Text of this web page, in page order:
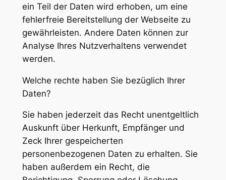
ein Teil der Daten wird erhoben, um eine
fehlerfreie Bereitstellung der Webseite zu
gewährleisten. Andere Daten können zur
Analyse Ihres Nutzverhaltens verwendet
werden.
Welche rechte haben Sie bezüglich Ihrer
Daten?
Sie haben jederzeit das Recht unentgeltlich
Auskunft über Herkunft, Empfänger und
Zeck Ihrer gespeicherten
personenbezogenen Daten zu erhalten. Sie
haben außerdem ein Recht, die